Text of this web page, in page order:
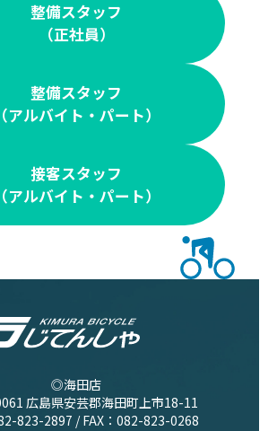
整備スタッフ
（正社員）
整備スタッフ
（アルバイト・パート）
接客スタッフ
（アルバイト・パート）
◎海田店
広島県安芸郡海田町上市18-11
823-2897 / FAX：082-823-0268